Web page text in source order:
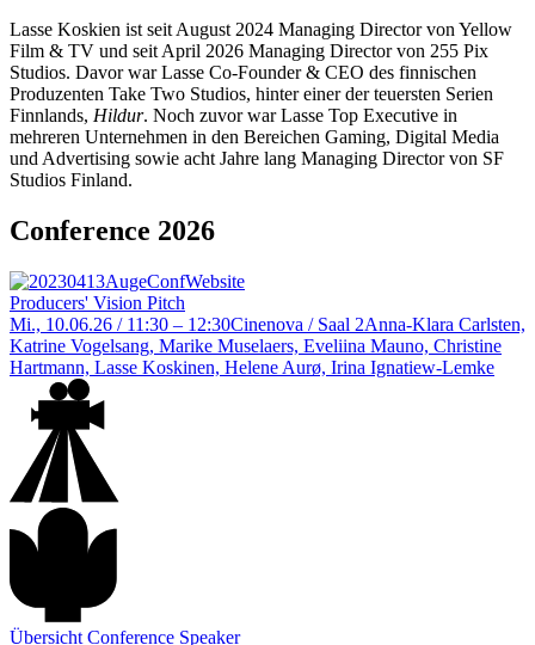
Lasse Koskien ist seit August 2024 Managing Director von Yellow
Film & TV und seit April 2026 Managing Director von 255 Pix
Studios. Davor war Lasse Co-Founder & CEO des finnischen
Produzenten Take Two Studios, hinter einer der teuersten Serien
Finnlands, Hildur. Noch zuvor war Lasse Top Executive in
mehreren Unternehmen in den Bereichen Gaming, Digital Media
und Advertising sowie acht Jahre lang Managing Director von SF
Studios Finland.
Conference 2026
Producers' Vision Pitch
Mi., 10.06.26 / 11:30 – 12:30Cinenova / Saal 2Anna-Klara Carlsten,
Katrine Vogelsang, Marike Muselaers, Eveliina Mauno, Christine
Hartmann, Lasse Koskinen, Helene Aurø, Irina Ignatiew-Lemke
Übersicht Conference Speaker